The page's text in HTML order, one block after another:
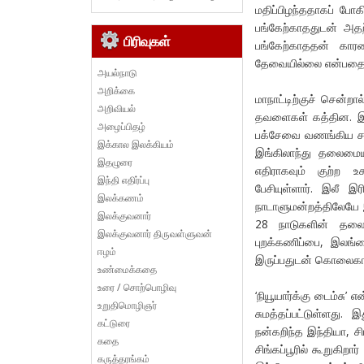
மதிப்பிழந்ததாகப்
பங்கேற்காததுடன்
பங்கேற்காததன்
தேவையில்லை என்பதை
மாநாட்டிற்குச்
தவளைகள் கத்தின.
பக்சேவை வணங்கிய
இங்கிலாந்து
எதிராகவும் குற்ற
பேசியுள்ளார். இலீ
நாடாளுமன்றத்திலேயே
28 நாடுகளின்
புறக்கணிப்பை,
இருப்பதுடன்
‘நியூயார்க்கு
நன்கறிந்த இந்தியா,
சிங்கப்பூரில்
பிரிவுகள்
அயல்நாடு
அறிக்கை
அறிவியல்
அழைப்பிதழ்
இக்கால இலக்கியம்
இதழுரை
இந்தி எதிர்ப்பு
இலக்கணம்
இலக்குவனார்
இலக்குவனார் திருவள்ளுவன்
ஈழம்
உண்மைக்கதை
உரை / சொற்பொழிவு
உறுதிமொழிஞர்
கட்டுரை
கதை
கருத்தரங்கம்